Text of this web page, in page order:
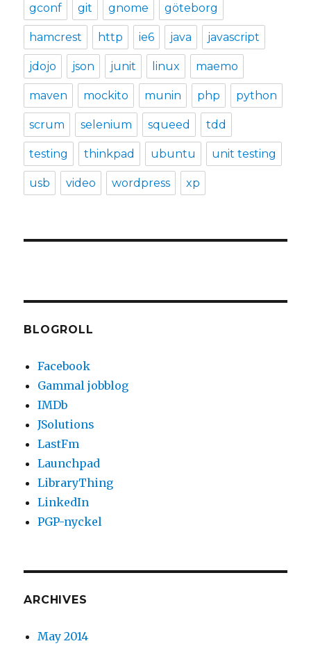
gconf git gnome göteborg
hamcrest http ie6 java javascript
jdojo json junit linux maemo
maven mockito munin php python
scrum selenium squeed tdd
testing thinkpad ubuntu unit testing
usb video wordpress xp
BLOGROLL
Facebook
Gammal jobblog
IMDb
JSolutions
LastFm
Launchpad
LibraryThing
LinkedIn
PGP-nyckel
ARCHIVES
May 2014